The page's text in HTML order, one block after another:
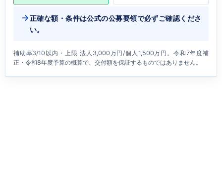
正確な額・条件は公式の公募要領で必ずご確認くださ
い。
補助率3/10以内・上限 法人3,000万円/個人1,500万円。令和7年度補
正・令和8年度予算の概算で、交付額を保証するものではありません。